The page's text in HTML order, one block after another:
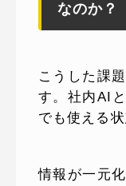
なのか？
こうした課
す。社内AI
でも使える
情報が一元